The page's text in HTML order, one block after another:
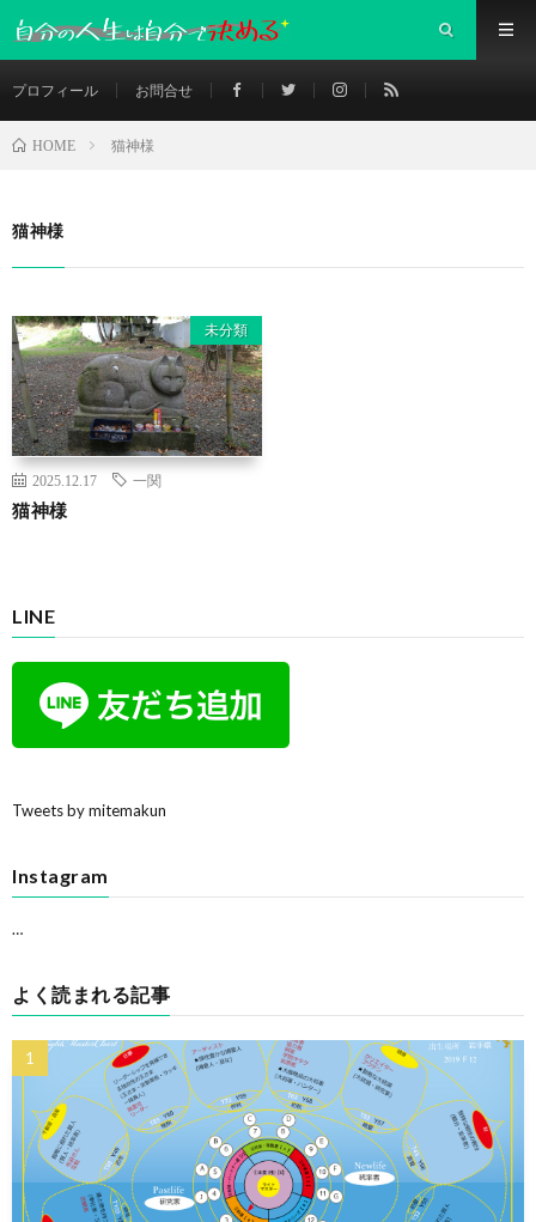
プロフィール お問合せ
HOME 猫神様
猫神様
未分類
2025.12.17 一関
猫神様
LINE
Tweets by mitemakun
Instagram
…
よく読まれる記事